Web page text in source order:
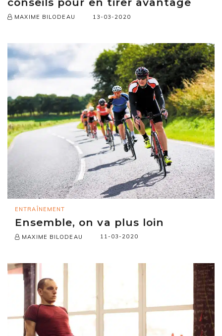
MAXIME BILODEAU 13-03-2020
ENTRAÎNEMENT
Ensemble, on va plus loin
MAXIME BILODEAU 11-03-2020